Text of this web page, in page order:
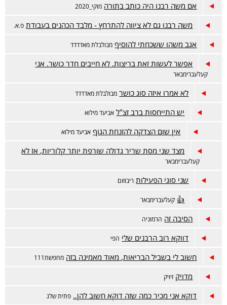
אם משה רבנו היה כותב בתורה מוקי_2020
משה רבנו גם לא ציווה להתרחץ - מלבד הכהנים בעבודת פ.א.
אגב משהו ששכחתי להוסיף מבולבלת מאדדדד
אפשר לעשות זאת בריצות. לא חייבים חדר כושר. אני
קעלעברימבאר
לא אמרו איזה סוג כושר מבולבלת מאדדדד
יש התייחסות ברב זצ"ל אביעד מילוא
אין שום הצדקה להזנחת הגוף אביעד מילוא
מצד שני מסת שריר גדולה שורפת יותר קלוריות, אז לא
קעלעברימבאר
שני סוגי הפעילות ריבוזום
👍 קעלעברימבאר
הסיבה זה הרמוניה
דווקא רוב הרבנים שלי הפי
חשוב לי בשביל הבריאות, מאוד מאמינה בזה מחפשת111
מדויק זיויק
דוקא אני מכיר כמה שזה דוקא חשוב להן.. פתית שלג